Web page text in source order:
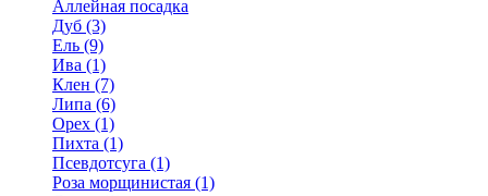
Аллейная посадка
Дуб (3)
Ель (9)
Ива (1)
Клен (7)
Липа (6)
Орех (1)
Пихта (1)
Псевдотсуга (1)
Роза морщинистая (1)